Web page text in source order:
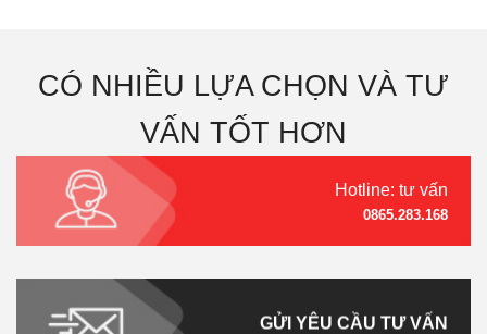
CÓ NHIỀU LỰA CHỌN VÀ TƯ
VẤN TỐT HƠN
Hotline: tư vấn
0865.283.168
GỬI YÊU CẦU TƯ VẤN